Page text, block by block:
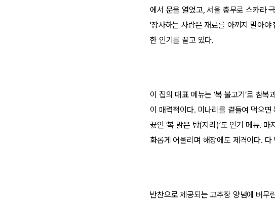
에서 문을 열었고, 서울 충무로 스카라
'장사하는 사람은 재료를 아끼지 말아
한 인기를 끌고 있다.
이 집의 대표 메뉴는 ‘복 불고기’로 참
이 매력적이다. 미나리를 곁들여 먹으
끓인 ‘복 맑은 탕(지리)’도 인기 메뉴.
화롭게 어울리며 해장에도 제격이다.
반찬으로 제공되는 고추장 양념에 버무